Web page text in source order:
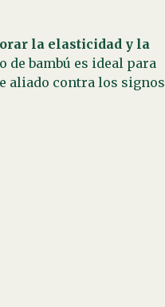
la elasticidad y la
bambú es ideal para
aliado contra los signos